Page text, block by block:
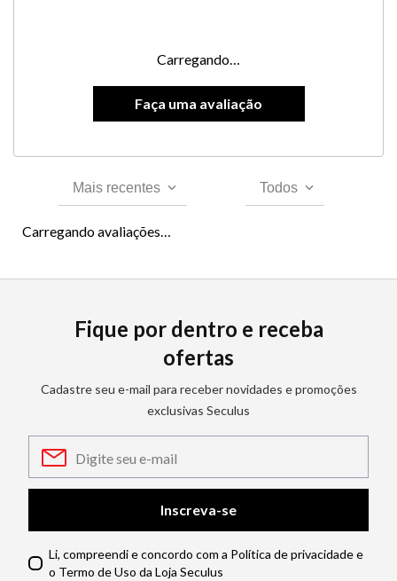
Carregando…
Mais recentes Todos
Carregando avaliações…
Fique por dentro e receba
ofertas
Cadastre seu e-mail para receber novidades e promoções
exclusivas Seculus
Inscreva-se
Li, compreendi e concordo com a Política de privacidade e
o Termo de Uso da Loja Seculus